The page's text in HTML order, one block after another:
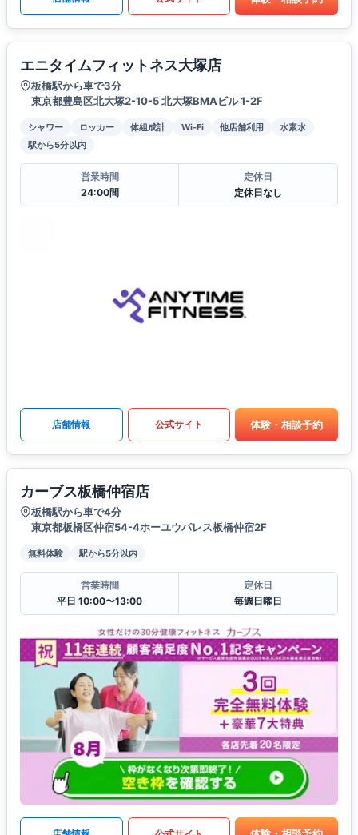
エニタイムフィットネス大塚店
板橋駅から車で3分
東京都豊島区北大塚2-10-5 北大塚BMAビル 1-2F
シャワー ロッカー 体組成計 Wi-Fi 他店舗利用
水素水
駅から5分以内
営業時間
24:00間
定休日
定休日なし
店舗情報 公式サイト 体験・相談予約
カーブス板橋仲宿店
板橋駅から車で4分
東京都板橋区仲宿54-4ホーユウパレス板橋仲宿2F
無料体験 駅から5分以内
営業時間
平日 10:00〜13:00
定休日
毎週日曜日